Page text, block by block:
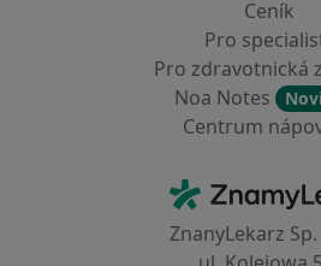
Ceník
Pro
Pro zdravotnická
Noa Notes
Centrum
ZnanyLekarz